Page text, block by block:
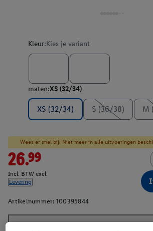
Kleur:Kies je variant
maten:XS (32/34)
XS (32/34) S (36/38) M
Wees er snel bij! Niet meer in alle uitvoeringen
26.99
Incl. BTW excl.
Levering
Artikelnummer: 100395844